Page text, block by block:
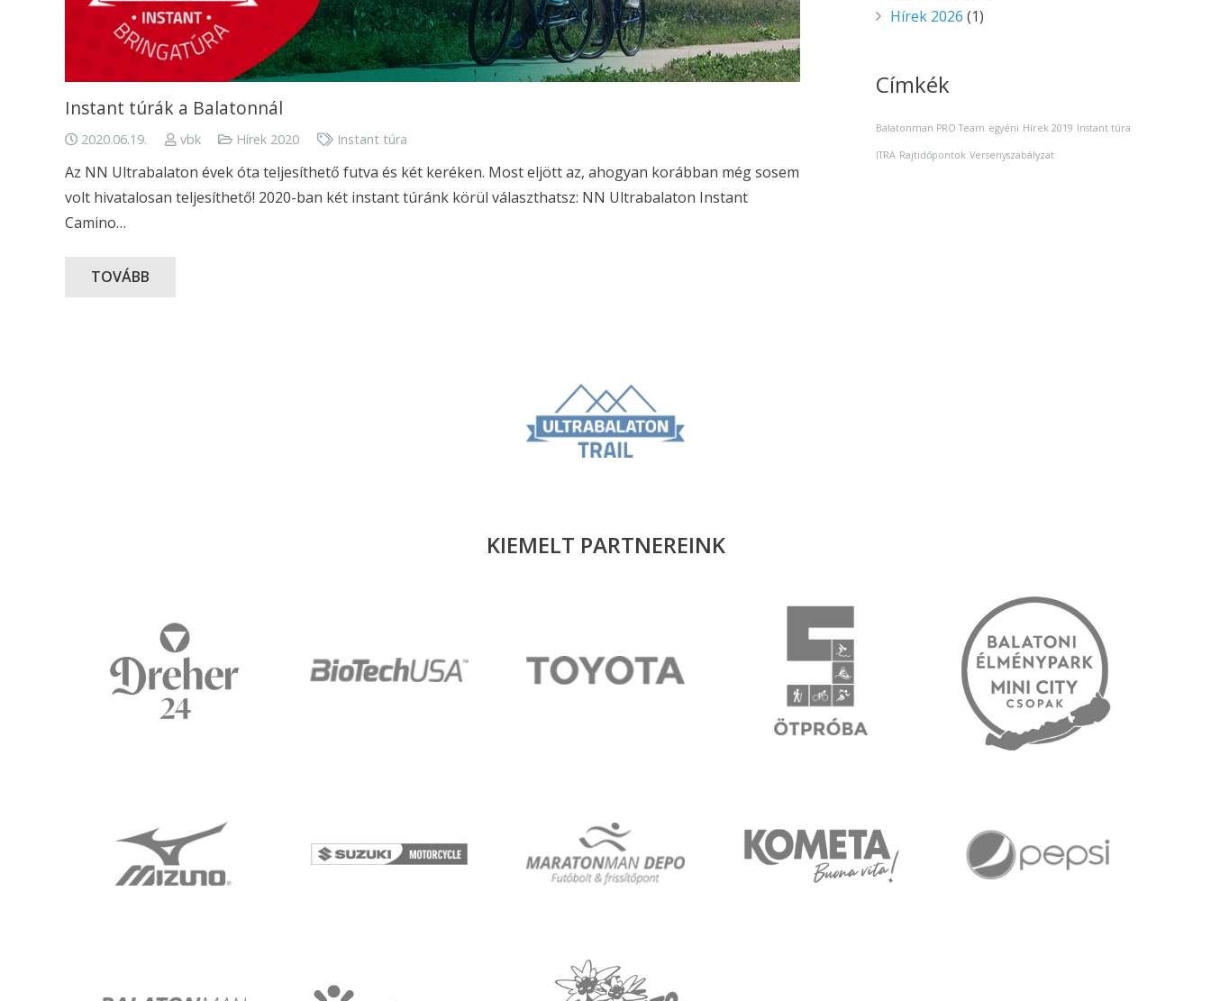
Instant túrák a Balatonnál
2020.06.19. vbk Hírek 2020 Instant túra
Az NN Ultrabalaton évek óta teljesíthető futva és két keréken. Most eljött az, ahogyan korábban még sosem
volt hivatalosan teljesíthető! 2020-ban két instant túránk körül választhatsz: NN Ultrabalaton Instant
Camino…
TOVÁBB
Hírek 2026 (1)
Címkék
Balatonman PRO Team egyéni Hírek 2019 Instant túra
ITRA Rajtidőpontok Versenyszabályzat
KIEMELT PARTNEREINK